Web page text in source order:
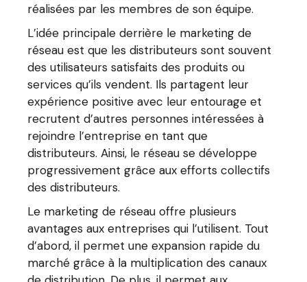
réalisées par les membres de son équipe.
L’idée principale derrière le marketing de
réseau est que les distributeurs sont souvent
des utilisateurs satisfaits des produits ou
services qu’ils vendent. Ils partagent leur
expérience positive avec leur entourage et
recrutent d’autres personnes intéressées à
rejoindre l’entreprise en tant que
distributeurs. Ainsi, le réseau se développe
progressivement grâce aux efforts collectifs
des distributeurs.
Le marketing de réseau offre plusieurs
avantages aux entreprises qui l’utilisent. Tout
d’abord, il permet une expansion rapide du
marché grâce à la multiplication des canaux